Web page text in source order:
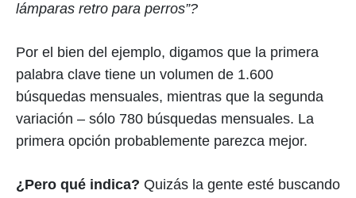
lámparas retro para perros”?
Por el bien del ejemplo, digamos que la primera
palabra clave tiene un volumen de 1.600
búsquedas mensuales, mientras que la segunda
variación – sólo 780 búsquedas mensuales. La
primera opción probablemente parezca mejor.
¿Pero qué indica? Quizás la gente esté buscando